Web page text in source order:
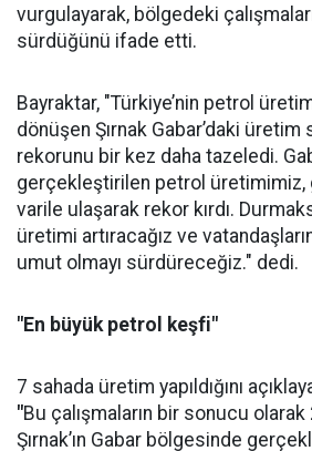
vurgulayarak, bölgedeki
sürdüğünü ifade etti.
Bayraktar, "Türkiye’nin petrol
dönüşen Şırnak Gabar’daki üretim
rekorunu bir kez daha tazeledi.
gerçekleştirilen petrol üretimimiz,
varile ulaşarak rekor kırdı.
üretimi artıracağız ve
umut olmayı sürdüreceğiz." dedi.
"En büyük petrol keşfi"
7 sahada üretim yapıldığını
"Bu çalışmaların bir sonucu olarak
Şırnak’ın Gabar bölgesinde